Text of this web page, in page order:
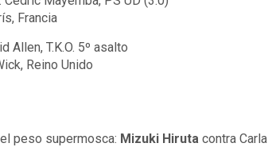
Francia
Allen, T.K.O. 5º asalto
Reino Unido
peso supermosca: Mizuki Hiruta contra